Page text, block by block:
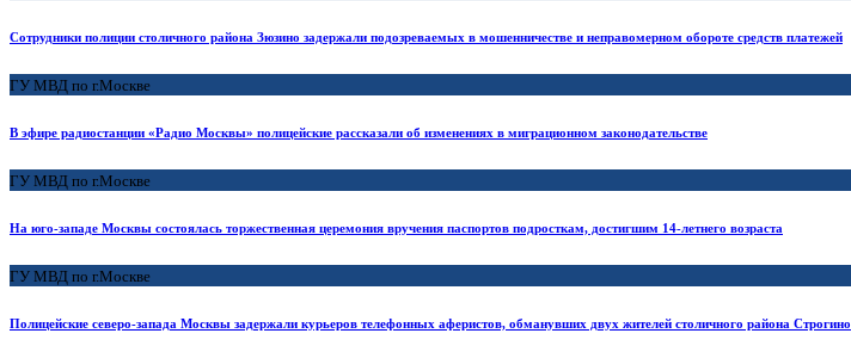
Сотрудники полиции столичного района Зюзино задержали подозреваемых в мошенничестве и неправомерном обороте средств платежей
ГУ МВД по г.Москве
В эфире радиостанции «Радио Москвы» полицейские рассказали об изменениях в миграционном законодательстве
ГУ МВД по г.Москве
На юго-западе Москвы состоялась торжественная церемония вручения паспортов подросткам, достигшим 14-летнего возраста
ГУ МВД по г.Москве
Полицейские северо-запада Москвы задержали курьеров телефонных аферистов, обманувших двух жителей столичного района Строгино